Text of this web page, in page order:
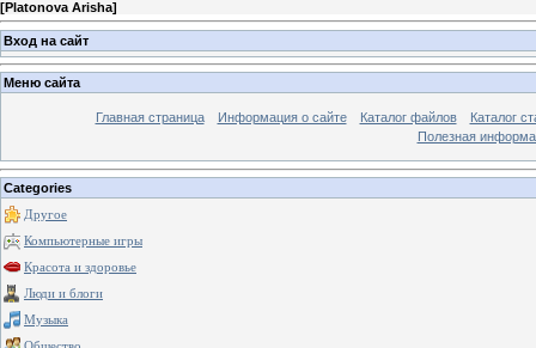
[Platonova Arisha]
Вход на сайт
Меню сайта
Главная страница Информация о сайте Каталог файлов
Каталог
Полезная
Categories
Другое
Компьютерные игры
Красота и здоровье
Люди и блоги
Музыка